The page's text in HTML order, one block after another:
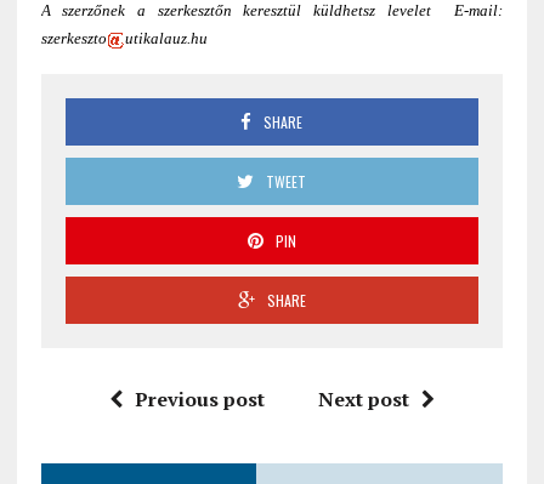
A szerzőnek a szerkesztőn keresztül küldhetsz levelet E-mail:
szerkeszto
utikalauz.hu
SHARE
TWEET
PIN
SHARE
Previous post Next post